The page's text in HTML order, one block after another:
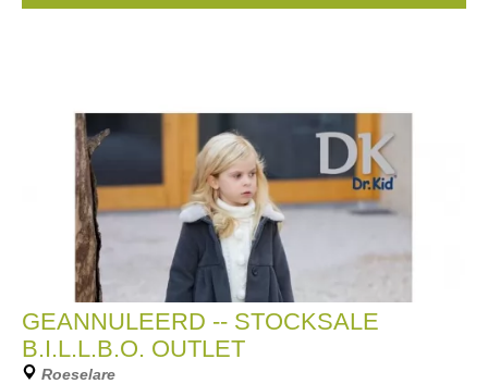
GEANNULEERD -- STOCKSALE
B.I.L.L.B.O. OUTLET
Roeselare